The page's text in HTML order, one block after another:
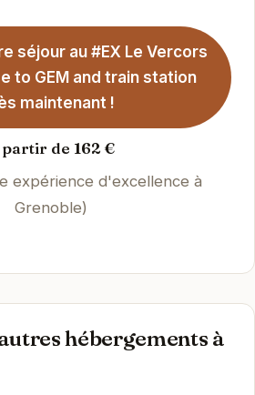
séjour au #EX Le Vercors
to GEM and train station
maintenant !
partir de 162 €
expérience d'excellence à
Grenoble)
hébergements à